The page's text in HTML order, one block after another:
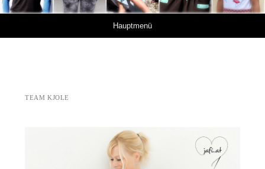
Hauptmenü
TEAM KJOLE